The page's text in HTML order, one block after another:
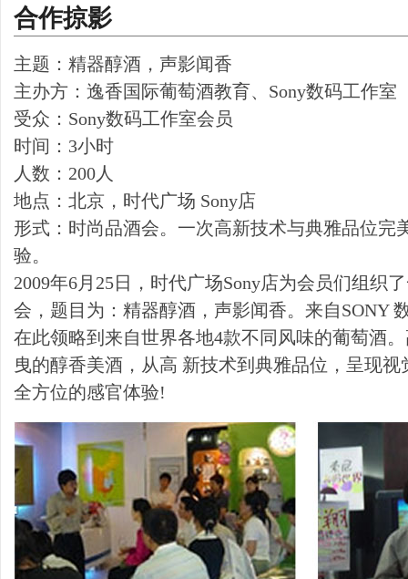
合作掠影
主题：精器醇酒，声影闻香
主办方：逸香国际葡萄酒教育、Sony数码工作室
受众：Sony数码工作室会员
时间：3小时
人数：200人
地点：北京，时代广场 Sony店
形式：时尚品酒会。一次高新技术与典雅品位完
验。
2009年6月25日，时代广场Sony店为会员们组织
会，题目为：精器醇酒，声影闻香。来自SONY
在此领略到来自世界各地4款不同风味的葡萄酒
曳的醇香美酒，从高 新技术到典雅品位，呈现
全方位的感官体验!